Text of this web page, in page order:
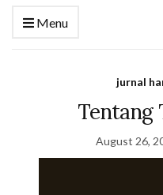
Menu
jurnal
Tentang
August 26,